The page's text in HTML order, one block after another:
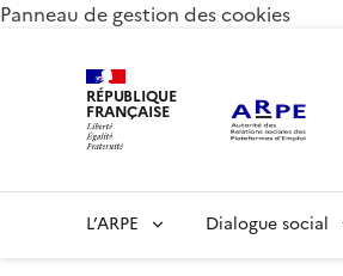
Panneau de gestion des cookies
RÉPUBLIQUE
FRANÇAISE
L’ARPE Dialogue social